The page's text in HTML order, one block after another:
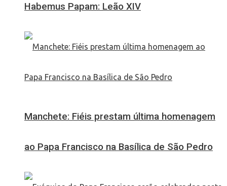
Habemus Papam: Leão XIV
Manchete: Fiéis prestam última homenagem
ao Papa Francisco na Basílica de São Pedro